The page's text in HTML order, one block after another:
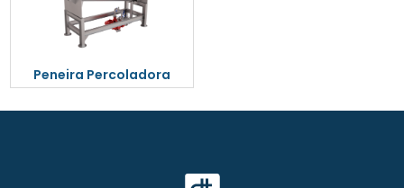
Peneira Percoladora